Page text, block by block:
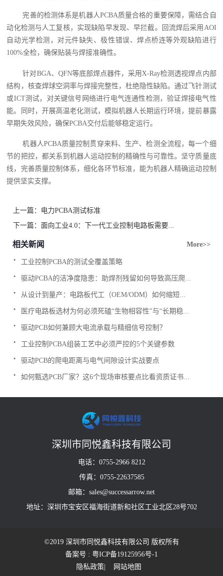
完善的检测体系是机器人PCBA质量合格的重要保障，需结合自
动化检测与人工复核，实现缺陷早发现、早拦截。回流焊后采用AOI
自动光学检测，对元件缺失、极性错误、焊点桥连等外观缺陷进行
100%全检，确保贴装与焊接准确性。
针对BGA、QFN等底部焊点器件，采用X-Ray检测透视焊点内部
结构，核查焊球空洞率与焊接完整性，杜绝隐性缺陷。通过飞针测试
或ICT测试，对关键信号网络进行电气连通性检测，验证焊接电气性
能。同时，开展高温老化测试，模拟机器人长期运行环境，提前暴露
早期失效风险，确保PCBA交付后能够稳定运行。
机器人PCBA质量控制贯穿来料、生产、检测全流程，每一个细
节的把控，都关系到机器人运动控制的精确性与可靠性。坚守质量底
线，完善质量控制体系，细化各环节标准，能为机器人精确运动控制
提供坚实支撑。
上一篇： 电力PCBA测试标准
下一篇：面向工业4.0：下一代工业控制电路板需要...
相关新闻 More>>
工业控制PCBA的测试全覆盖策略
.
驱动PCBA的洁净度隐患：助焊剂残留如何导致高压爬...
.
从设计到量产：电路板代工（OEM/ODM）如何缩短...
.
医疗电路板选材为何必须死磕“生物相容性”与“长期稳...
.
驱动PCB如何兼顾大电流承载与精细信号控制？
.
工业控制PCBA组装工艺中必须严控的5个关键参数
.
驱动PCB的爬电距离与电气间隙设计实战要点
.
如何甄选PCB厂家？这6个现场审核要点比看资质证书...
.
深圳市同悦鑫科技有限公司
电话：0755-2966 8212
传真：0755-22637585
邮箱：sales@successarrow.net
地址：深圳市宝安区福海街道新和社区工业北区28号702
©2019 深圳市同悦鑫科技有限公司 版权所有
备案号 : 粤ICP备19125956号-1
| 网站地图
隐私政策